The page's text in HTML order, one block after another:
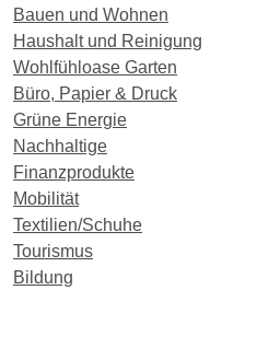
Bauen und Wohnen
Haushalt und Reinigung
Wohlfühloase Garten
Büro, Papier & Druck
Grüne Energie
Nachhaltige
Finanzprodukte
Mobilität
Textilien/Schuhe
Tourismus
Bildung